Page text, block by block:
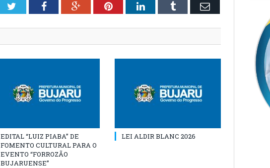
TwitterFacebookGoogle+PinterestLinkedInTumblr Email
EDITAL “LUIZ PIABA” DE
FOMENTO CULTURAL PARA O
EVENTO “FORROZÃO
BUJARUENSE”
LEI ALDIR BLANC 2026